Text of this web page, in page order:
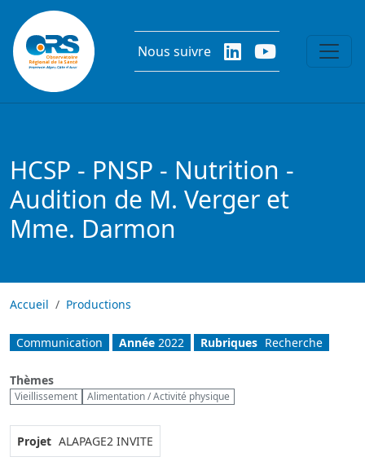
Aller au contenu principal
Nous suivre
HCSP - PNSP - Nutrition -
Audition de M. Verger et
Mme. Darmon
Accueil Productions
Communication Année 2022 Rubriques Recherche
Thèmes
Vieillissement Alimentation / Activité physique
Projet ALAPAGE2 INVITE